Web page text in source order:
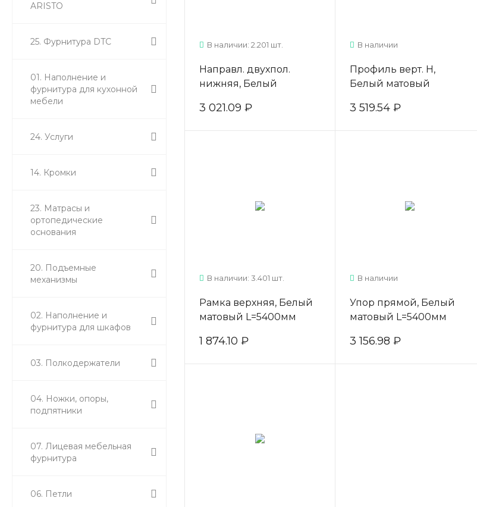
ARISTO
25. Фурнитура DTC
01. Наполнение и
фурнитура для кухонной
мебели
24. Услуги
14. Кромки
23. Матрасы и
ортопедические
основания
20. Подъемные
механизмы
02. Наполнение и
фурнитура для шкафов
03. Полкодержатели
04. Ножки, опоры,
подпятники
07. Лицевая мебельная
фурнитура
06. Петли
В наличии: 2.201 шт.
Направл. двухпол.
нижняя, Белый
3 021.09 ₽
В наличии
Профиль верт. H,
Белый матовый
3 519.54 ₽
В наличии: 3.401 шт.
Рамка верхняя, Белый
матовый L=5400мм
1 874.10 ₽
В наличии
Упор прямой, Белый
матовый L=5400мм
3 156.98 ₽